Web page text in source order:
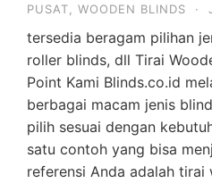
PUSAT
WOODEN BLINDS ·
tersedia beragam pilihan
roller blinds, dll Tirai
Point Kami Blinds.co.id
berbagai macam jenis
pilih sesuai dengan
satu contoh yang bisa
referensi Anda adalah